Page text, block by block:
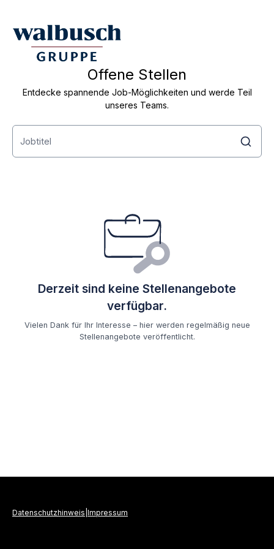
Offene Stellen
Entdecke spannende Job-Möglichkeiten und werde Teil
unseres Teams.
Derzeit sind keine Stellenangebote
verfügbar.
Vielen Dank für Ihr Interesse – hier werden regelmäßig neue
Stellenangebote veröffentlicht.
Datenschutzhinweis Impressum